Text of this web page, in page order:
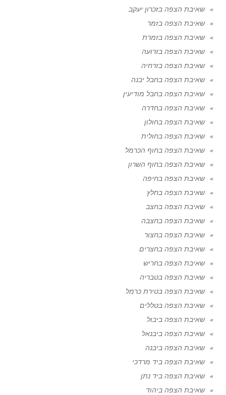
שאיבת הצפה בזכרון יעקב
שאיבת הצפה בזמר
שאיבת הצפה בזמרת
שאיבת הצפה בזרועה
שאיבת הצפה בזרחיה
שאיבת הצפה בחבל יבנה
שאיבת הצפה בחבל מודיעין
שאיבת הצפה בחדרה
שאיבת הצפה בחולון
שאיבת הצפה בחולית
שאיבת הצפה בחוף הכרמל
שאיבת הצפה בחוף השרון
שאיבת הצפה בחיפה
שאיבת הצפה בחלץ
שאיבת הצפה בחצב
שאיבת הצפה בחצבה
שאיבת הצפה בחצור
שאיבת הצפה בחצרים
שאיבת הצפה בחריש
שאיבת הצפה בטבריה
שאיבת הצפה בטירת כרמל
שאיבת הצפה בטללים
שאיבת הצפה ביבול
שאיבת הצפה ביבנאל
שאיבת הצפה ביבנה
שאיבת הצפה ביד מרדכי
שאיבת הצפה ביד נתן
שאיבת הצפה ביהוד